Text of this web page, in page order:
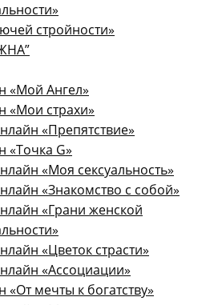
стройности»​
«Мой Ангел»
«Мои страхи»
«Препятствие»
«Точка G»
«Моя сексуальность»
«Знакомство с собой»
«Грани женской
«Цветок страсти»
«Ассоциации»
мечты к богатству»